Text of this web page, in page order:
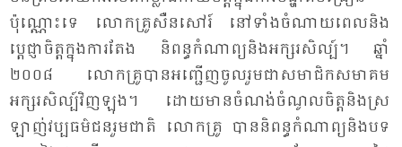
ប៉ុណ្ណោះ​ទេ លោក​គ្រូ​សឺន​សៅរ៍ នៅ​ទាំង​ចំ​ណាយ​ពេល​និង​
ប្ដេជ្ញា​ចិត្ត​ក្នុង​ការ​តែង និ​ពន្ធ​កំ​ណាព្យ​និង​អក្សរ​សិល្ប៍។ ឆ្នាំ​
២០០៨ លោក​គ្រូ​បាន​អញ្ជើញ​ចូល​រួម​ជា​សមា​ជិក​សមា​គម​
អក្សរ​សិល្ប៍​វិញ​ឡុង។ ដោយ​មាន​ចំ​ណង់​ចំ​ណូល​ចិត្ត​និង​ស្រ​
ឡាញ់​វប្ប​ធម៌​ជន​រួម​ជាតិ លោក​គ្រូ បាន​និពន្ធ​កំ​ណាព្យ​និង​បទ​